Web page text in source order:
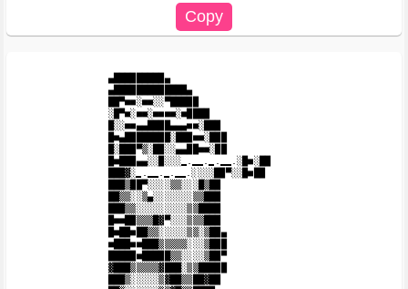
▄█████████▄
▄█████████████▄
██▀■■░■■░░▀█████
░█▀■░■■░■■■■░■████
█░░■■▄▄████▄▄▄■■░███
█■▄████████░███■■░███
█░███▀▒░██░░▄▄██■■░██
█■███▄▄░░█░░░̳.̳̳.̳.̳̳.░█■░██
███▓░̳.̳̳.̳.̳̳.░░░░██▀░░█■██
███▒██▀░░░░▒▒░░░█▒██
██▒▒░░▒▄░░░░░░░▒▒███
███▒▒░░░░░░░░░▒▒████
█■■██▒▒▒█▓▀░░░▒▒▒███
█■██■██▒▒░░░░░▒▒░▒██▄
■███■■███▒▒▒▒▒░░░▒███
█████■█████▒▒░░░░▒██▀
▓███▒▒▒▒▒▓███░▒▒█████
███▒░░░░░▒▓██▒▒██▓██